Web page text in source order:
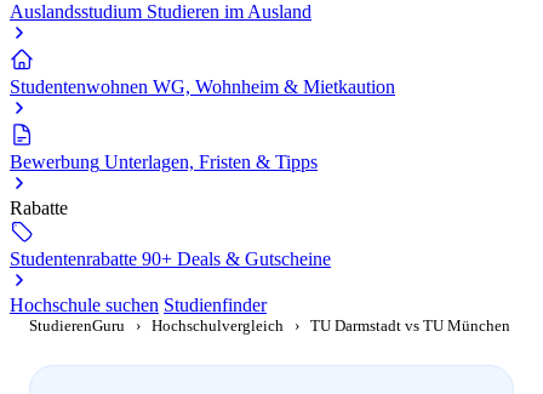
Auslandsstudium Studieren im Ausland
Studentenwohnen WG, Wohnheim & Mietkaution
Bewerbung Unterlagen, Fristen & Tipps
Rabatte
Studentenrabatte 90+ Deals & Gutscheine
Hochschule suchen Studienfinder
StudierenGuru › Hochschulvergleich › TU Darmstadt vs TU München